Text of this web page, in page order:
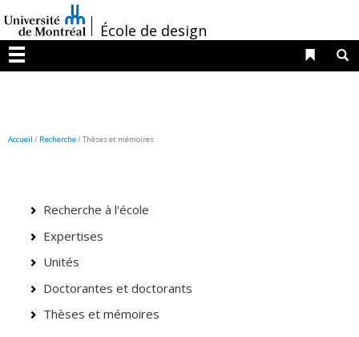
au
contenu
/École de design
Menu
Liens
Accueil / Recherche/Thèses et mémoires
Recherche à l'école
Expertises
Unités
Doctorantes et doctorants
Thèses et mémoires